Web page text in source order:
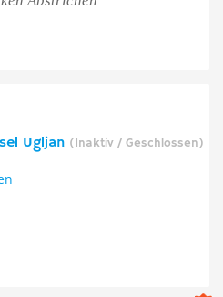
Ugljan (Inaktiv / Geschlossen)